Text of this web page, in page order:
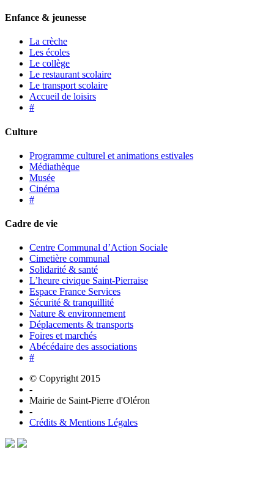
Enfance & jeunesse
La crèche
Les écoles
Le collège
Le restaurant scolaire
Le transport scolaire
Accueil de loisirs
#
Culture
Programme culturel et animations estivales
Médiathèque
Musée
Cinéma
#
Cadre de vie
Centre Communal d’Action Sociale
Cimetière communal
Solidarité & santé
L’heure civique Saint-Pierraise
Espace France Services
Sécurité & tranquillité
Nature & environnement
Déplacements & transports
Foires et marchés
Abécédaire des associations
#
© Copyright 2015
-
Mairie de Saint-Pierre d'Oléron
-
Crédits & Mentions Légales